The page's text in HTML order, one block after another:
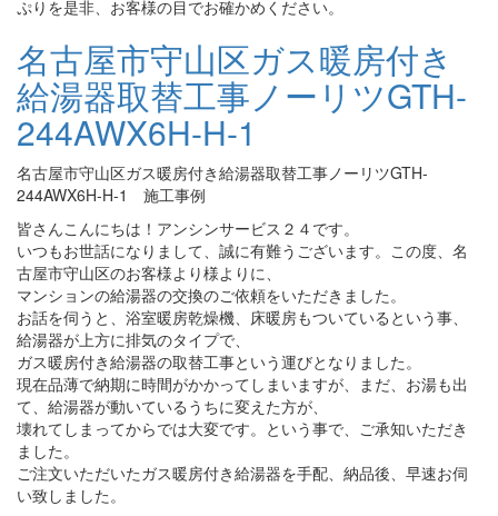
ぷりを是非、お客様の目でお確かめください。
名古屋市守山区ガス暖房付き
給湯器取替工事ノーリツGTH-
244AWX6H-H-1
名古屋市守山区ガス暖房付き給湯器取替工事ノーリツGTH-
244AWX6H-H-1 施工事例
皆さんこんにちは！アンシンサービス２４です。
いつもお世話になりまして、誠に有難うございます。この度、名
古屋市守山区のお客様より様よりに、
マンションの給湯器の交換のご依頼をいただきました。
お話を伺うと、浴室暖房乾燥機、床暖房もついているという事、
給湯器が上方に排気のタイプで、
ガス暖房付き給湯器の取替工事という運びとなりました。
現在品薄で納期に時間がかかってしまいますが、まだ、お湯も出
て、給湯器が動いているうちに変えた方が、
壊れてしまってからでは大変です。という事で、ご承知いただき
ました。
ご注文いただいたガス暖房付き給湯器を手配、納品後、早速お伺
い致しました。